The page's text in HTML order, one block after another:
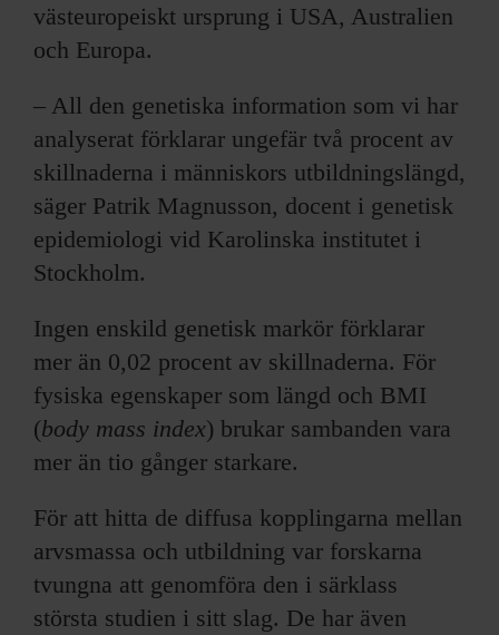
västeuropeiskt ursprung i USA, Australien
och Europa.
– All den genetiska information som vi har
analyserat förklarar ungefär två procent av
skillnaderna i människors utbildningslängd,
säger Patrik Magnusson, docent i genetisk
epidemiologi vid Karolinska institutet i
Stockholm.
Ingen enskild genetisk markör förklarar
mer än 0,02 procent av skillnaderna. För
fysiska egenskaper som längd och BMI
(body mass index) brukar sambanden vara
mer än tio gånger starkare.
För att hitta de diffusa kopplingarna mellan
arvsmassa och utbildning var forskarna
tvungna att genomföra den i särklass
största studien i sitt slag. De har även